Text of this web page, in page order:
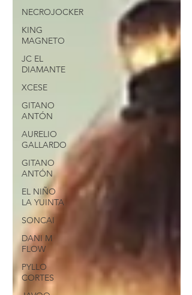
NECROJOCKER
KING
MAGNETO
JC EL
DIAMANTE
XCESE
GITANO
ANTÓN
AURELIO
GALLARDO
GITANO
ANTÓN
EL NIÑO
LA YUINTA
SONCAI
DANI M
FLOW
PYLLO
CORTES